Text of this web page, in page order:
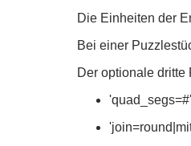
Die Einheiten der
Bei einer
Der optionale